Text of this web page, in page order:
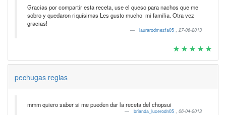
Gracias por compartir esta receta, use el queso para nachos que me
sobro y quedaron riquísimas Les gusto mucho mi familia. Otra vez
gracias!
laurarodmezfa05 , 27-06-2013
pechugas regias
mmm quiero saber si me pueden dar la receta del chopsui
brianda_lucerodn05 , 06-04-2013